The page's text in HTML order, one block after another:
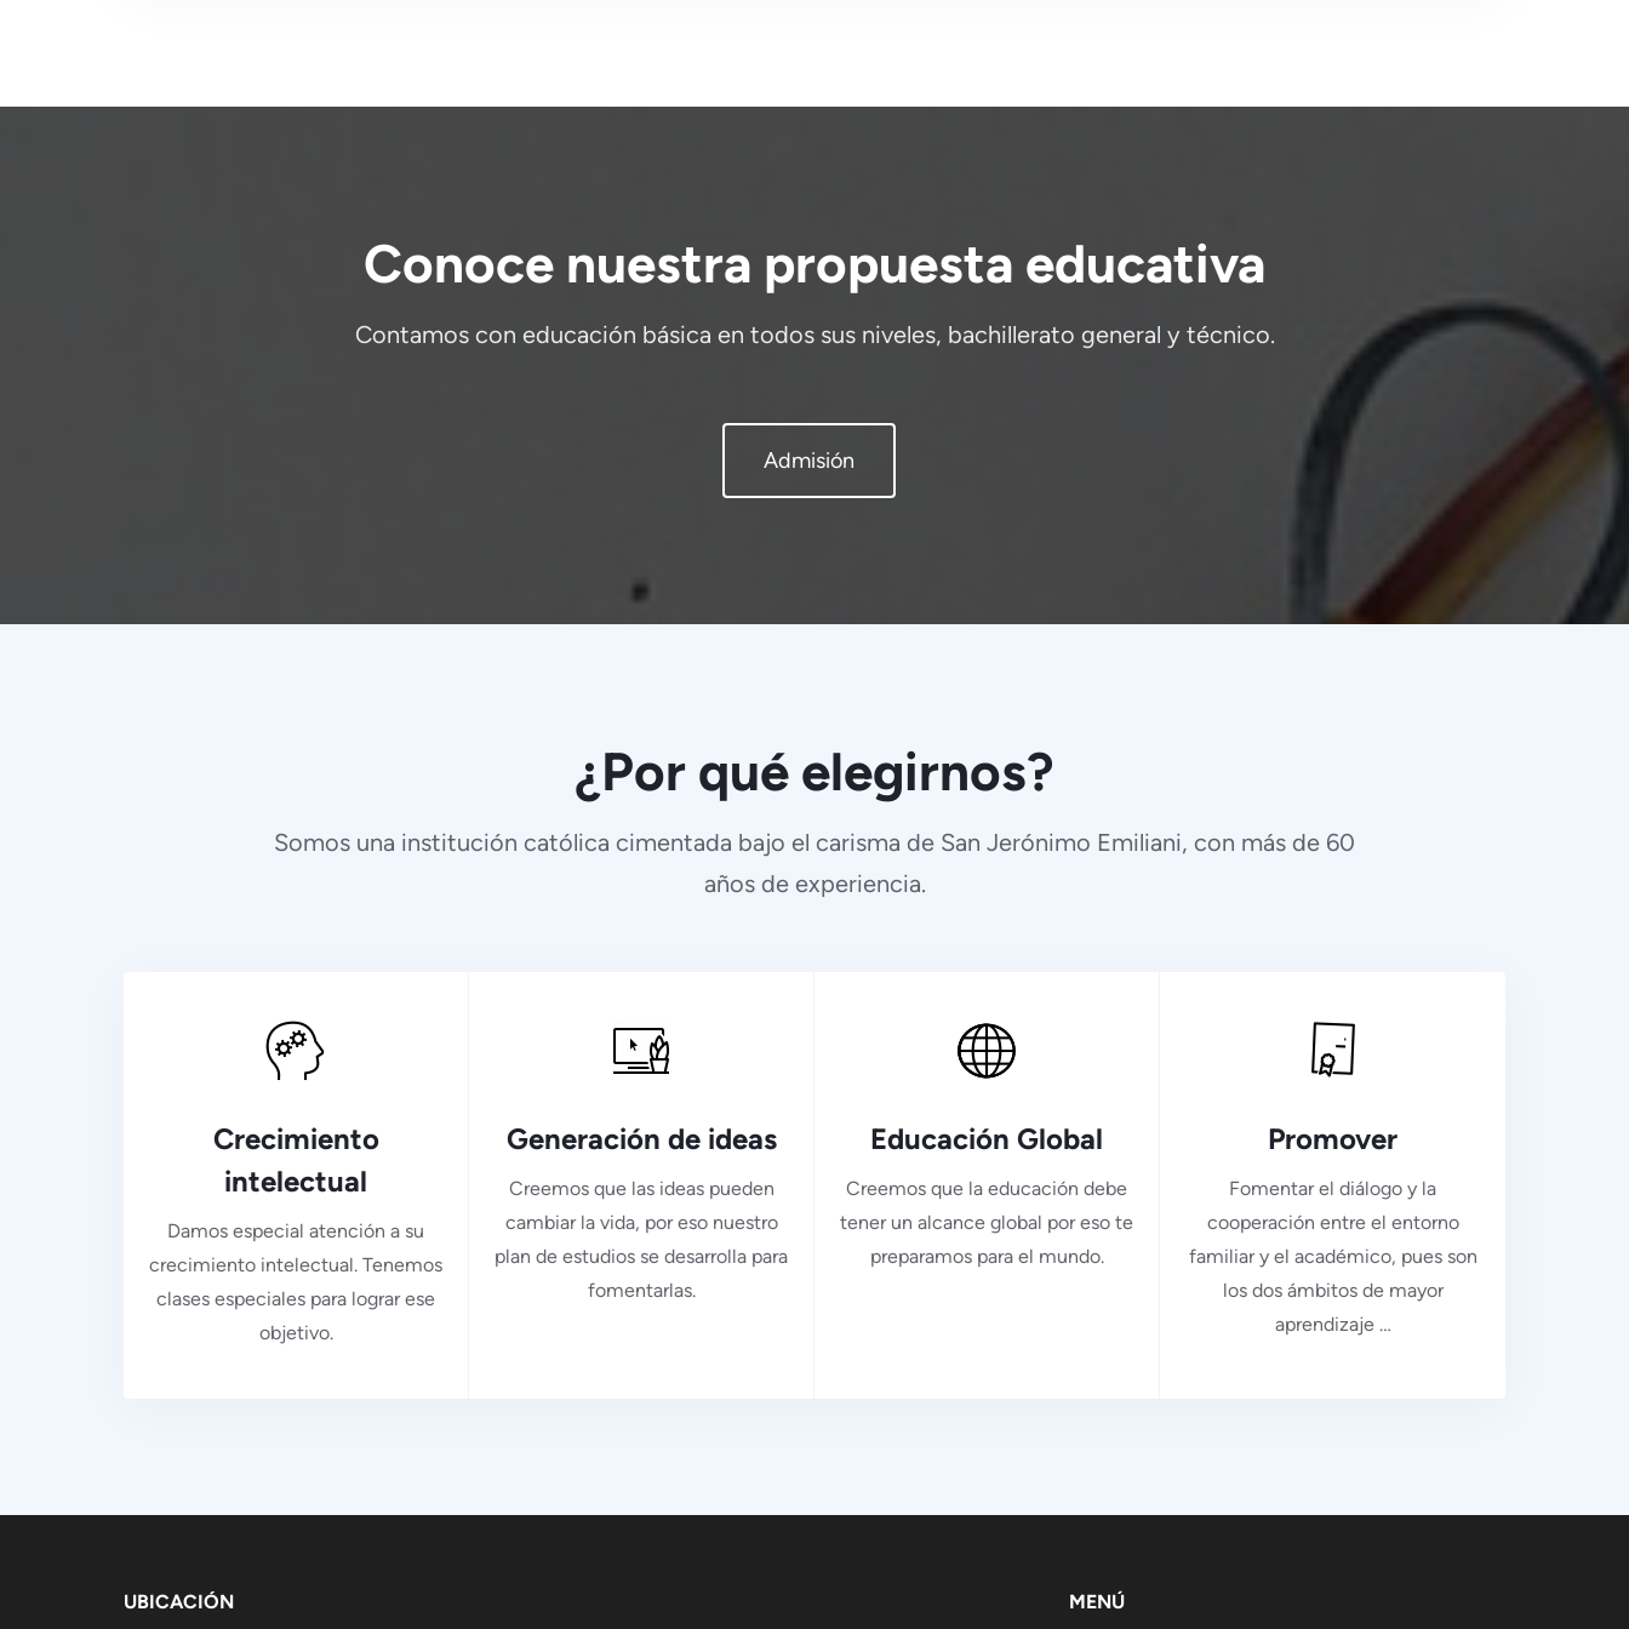
Conoce nuestra propuesta educativa
Contamos con educación básica en todos sus niveles, bachillerato general y técnico.
Admisión
¿Por qué elegirnos?
Somos una institución católica cimentada bajo el carisma de San Jerónimo Emiliani, con más de 60
años de experiencia.
Crecimiento
intelectual
Damos especial atención a su
crecimiento intelectual. Tenemos
clases especiales para lograr ese
objetivo.
Generación de ideas
Creemos que las ideas pueden
cambiar la vida, por eso nuestro
plan de estudios se desarrolla para
fomentarlas.
Educación Global
Creemos que la educación debe
tener un alcance global por eso te
preparamos para el mundo.
Promover
Fomentar el diálogo y la
cooperación entre el entorno
familiar y el académico, pues son
los dos ámbitos de mayor
aprendizaje …
UBICACIÓN MENÚ